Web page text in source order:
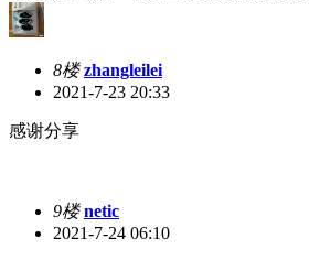
8楼 zhangleilei
2021-7-23 20:33
感谢分享
9楼 netic
2021-7-24 06:10